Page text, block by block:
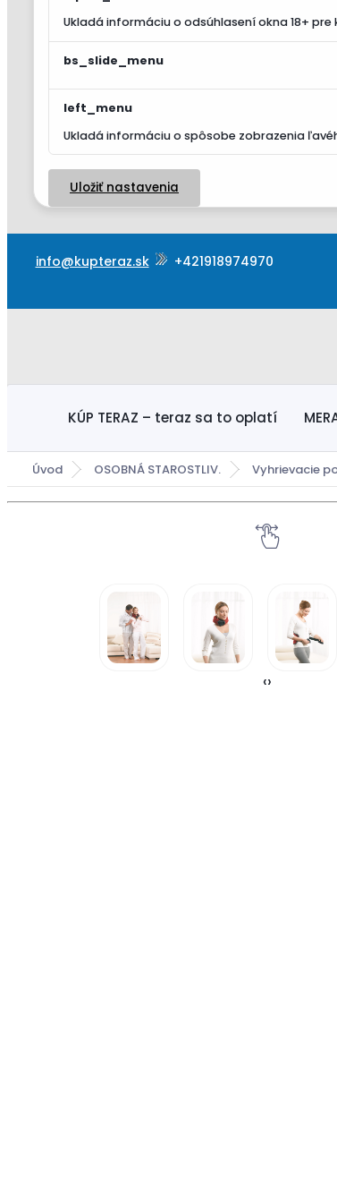
Ukladá informáciu o odsúhlasení okna 18+ pre
bs_slide_menu
left_menu
Ukladá informáciu o spôsobe zobrazenia
Uložiť nastavenia
info@kupteraz.sk
KÚP TERAZ – teraz sa to oplatí
Úvod OSOBNÁ STAROSTLIV. Vyhrievacie
‹›